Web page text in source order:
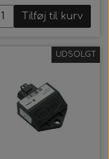
Tilføj til kurv
UDSOLGT